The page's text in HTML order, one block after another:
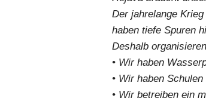
Der jahrelange
haben tiefe Spuren
Deshalb
• Wir haben
• Wir haben
• Wir betreiben ein